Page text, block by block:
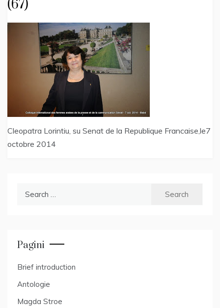
(67)
Cleopatra Lorintiu, su Senat de la Republique Francaise,le7
octobre 2014
Pagini
Brief introduction
Antologie
Magda Stroe